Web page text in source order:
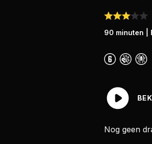
90 minuten
Nog geen